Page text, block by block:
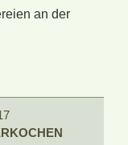
an der